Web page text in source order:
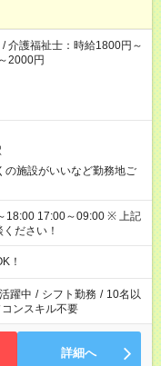
介護福祉士：時給1800円～
2000円
施設がいいなど勤務地ご
17:00～09:00 ※ 上記
ださい！
！
躍中 / シフト勤務 / 10名以
ンスキル不要
詳細へ